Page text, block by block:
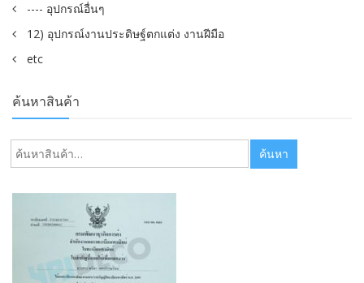
---- อุปกรณ์อื่นๆ
12) อุปกรณ์งานประดิษฐ์ตกแต่ง งานฝีมือ
etc
ค้นหาสินค้า
ค้นหา: ค้นหา